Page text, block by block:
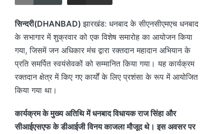
सिन्दरी(DHANBAD)झारखंड: धनबाद के सीएनसीएमएच धनबाद
के सभागार में शुक्रवार को एक विशेष समारोह का आयोजन किया
गया, जिसमें जन अधिकार मंच द्वारा रक्तदान महादान अभियान के
प्रति समर्पित स्वयंसेवकों को सम्मानित किया गया। यह कार्यक्रम
रक्तदान क्षेत्र में किए गए कार्यों के लिए प्रशंसा के रूप में आयोजित
किया गया था।
कार्यक्रम के मुख्य अतिथि में धनबाद विधायक राज सिंहा और
सीआईएसएफ के डीआईजी विनय काजला मौजूद थे। इस अवसर पर